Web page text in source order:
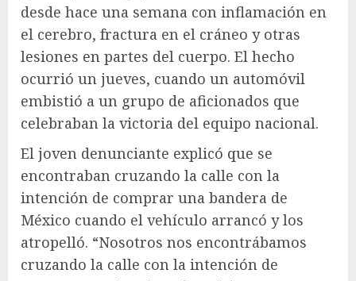
desde hace una semana con inflamación en
el cerebro, fractura en el cráneo y otras
lesiones en partes del cuerpo. El hecho
ocurrió un jueves, cuando un automóvil
embistió a un grupo de aficionados que
celebraban la victoria del equipo nacional.
El joven denunciante explicó que se
encontraban cruzando la calle con la
intención de comprar una bandera de
México cuando el vehículo arrancó y los
atropelló. “Nosotros nos encontrábamos
cruzando la calle con la intención de